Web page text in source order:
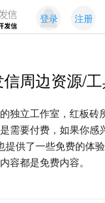
登录 注册
周边资源/
独立工作室，红板砖
需要付费，如果你感
提供了一些免费的体
容都是免费内容。